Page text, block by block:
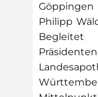
Philipp